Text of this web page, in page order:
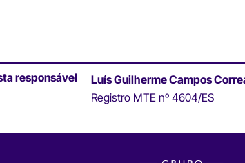
responsável
Luís Guilherme Campos
Registro MTE nº 4604/ES